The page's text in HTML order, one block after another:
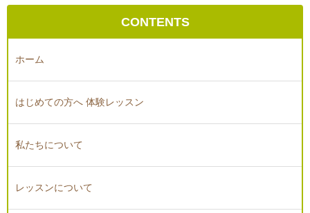
CONTENTS
ホーム
はじめての方へ 体験レッスン
私たちについて
レッスンについて